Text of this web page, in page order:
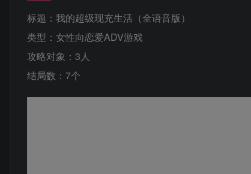
标题：我的超级现充生活（全语音版）
类型：女性向恋爱ADV游戏
攻略对象：3人
结局数：7个